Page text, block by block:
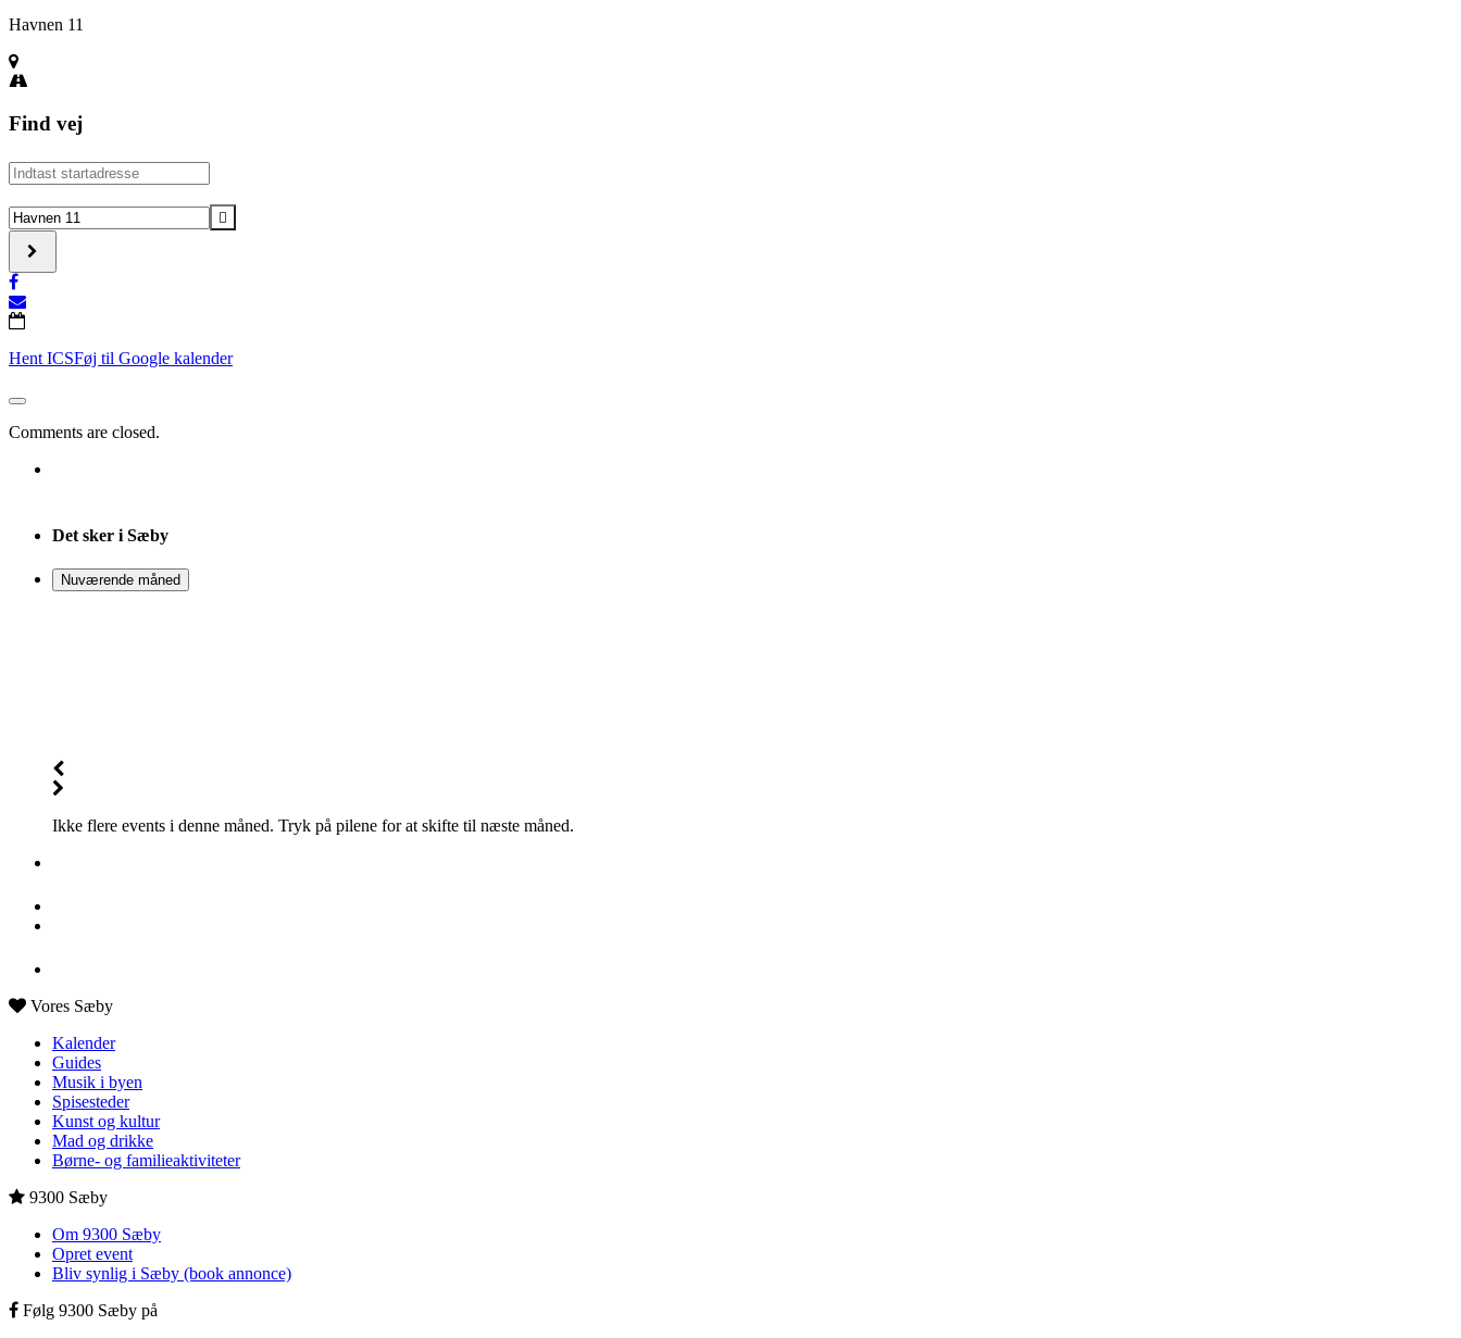
Havnen 11
Find vej
Address
-
Harmonika-
musik
havnen
[]
Destination
Address
Harmonika-
musik
på
havnen
[]
Hent ICSFøj til Google kalender
Comments are closed.
Det sker i Sæby
Nuværende måned
Ikke flere events i denne måned. Tryk på pilene for at skifte til næste måned.
Vores Sæby
Kalender
Guides
Musik i byen
Spisesteder
Kunst og kultur
Mad og drikke
Børne- og familieaktiviteter
9300 Sæby
Om 9300 Sæby
Opret event
Bliv synlig i Sæby (book annonce)
Følg 9300 Sæby på